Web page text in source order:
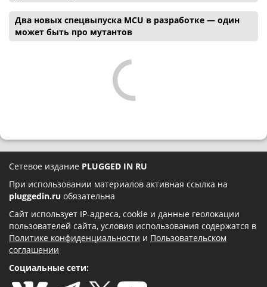
Два новых спецвыпуска MCU в разработке — один
может быть про мутантов
Сетевое издание PLUGGED IN RU
При использовании материалов активная ссылка на
pluggedin.ru обязательна
Сайт использует IP-адреса, cookie и данные геолокации
пользователей сайта, условия использования содержатся в
Политике конфиденциальности и Пользовательском
соглашении
Социальные сети: